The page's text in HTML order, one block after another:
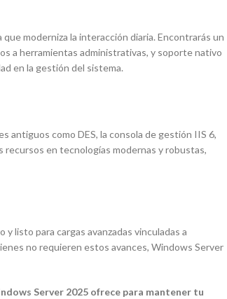
moderniza la interacción diaria. Encontrarás un
a herramientas administrativas, y soporte nativo
en la gestión del sistema.
antiguos como DES, la consola de gestión IIS 6,
recursos en tecnologías modernas y robustas,
listo para cargas avanzadas vinculadas a
no requieren estos avances, Windows Server
Server 2025 ofrece para mantener tu